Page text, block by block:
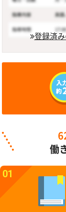
登録済
働
01